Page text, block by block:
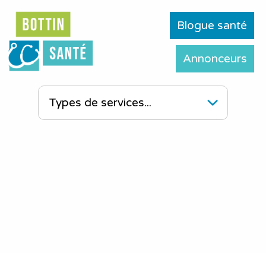
Blogue santé
Annonceurs